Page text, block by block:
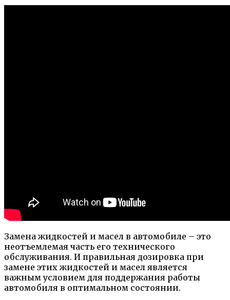
Замена жидкостей и масел в автомобиле – это
неотъемлемая часть его технического
обслуживания. И правильная дозировка при
замене этих жидкостей и масел является
важным условием для поддержания работы
автомобиля в оптимальном состоянии.